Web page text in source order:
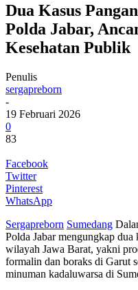
Dua Kasus
Polda Jabar,
Kesehatan Publik
Penulis
sergapreborn
-
19 Februari 2026
0
83
Facebook
Twitter
Pinterest
WhatsApp
Sergapreborn Sumedang
Polda Jabar mengungkap
wilayah Jawa Barat, yakni
formalin dan boraks di Garut
minuman kadaluwarsa di